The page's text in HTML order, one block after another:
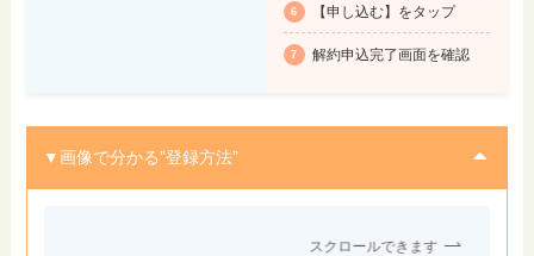
【申し込む】をタップ
解約申込完了画面を確認
▼画像で分かる”登録方法”
スクロールできます